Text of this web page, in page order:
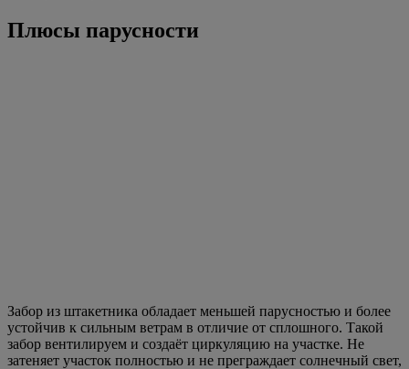
Плюсы парусности
Забор из штакетника обладает меньшей парусностью и более
устойчив к сильным ветрам в отличие от сплошного. Такой
забор вентилируем и создаёт циркуляцию на участке. Не
затеняет участок полностью и не преграждает солнечный свет,